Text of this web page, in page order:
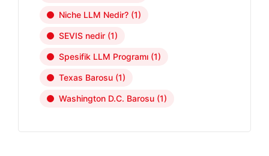
Niche LLM Nedir? (1)
SEVIS nedir (1)
Spesifik LLM Programı (1)
Texas Barosu (1)
Washington D.C. Barosu (1)